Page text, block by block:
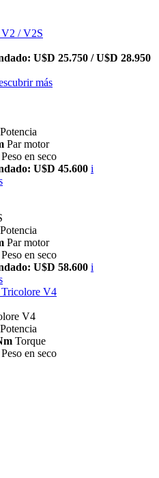
V2 / V2S
U$D 25.750 / U$D 28.950
más
Potencia
Par motor
Peso en seco
U$D 45.600 i
Potencia
Par motor
Peso en seco
U$D 58.600 i
Tricolore V4
V4
Potencia
Torque
Peso en seco